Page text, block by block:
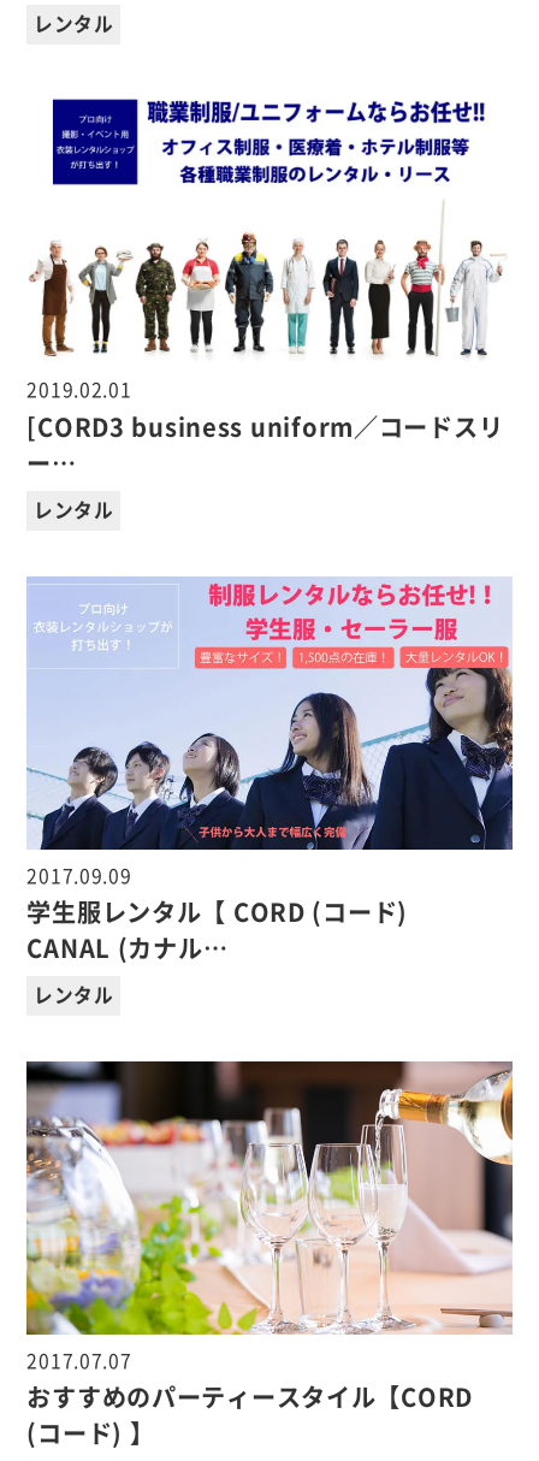
レンタル
2019.02.01
[CORD3 business uniform／コードスリ
ー…
レンタル
2017.09.09
学生服レンタル【 CORD (コード)
CANAL (カナル…
レンタル
2017.07.07
おすすめのパーティースタイル【CORD
(コード) 】